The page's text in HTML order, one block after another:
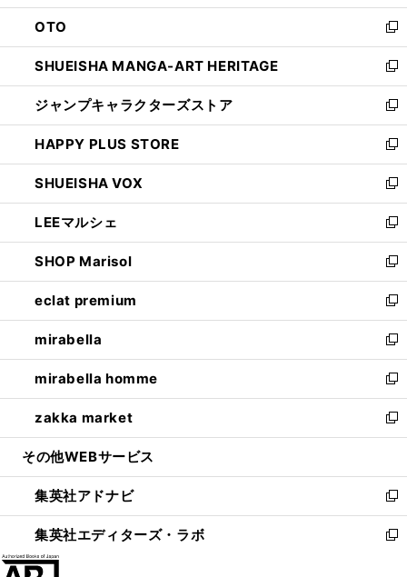
ウ
で
開
く
ン
ド
ウ
で
開
く
OTO
新
し
い
ウ
ィ
ン
ド
ウ
で
開
く
SHUEISHA MANGA-ART HERITAGE
新
し
い
ウ
ィ
ン
ド
ウ
で
開
く
ジャンプキャラクターズストア
新
し
い
ウ
ィ
ン
ド
ウ
で
開
く
HAPPY PLUS STORE
新
し
い
ウ
ィ
ン
ド
ウ
で
開
く
SHUEISHA VOX
新
し
い
ウ
ィ
ン
ド
ウ
で
開
く
LEEマルシェ
新
し
い
ウ
ィ
ン
ド
ウ
で
開
く
SHOP Marisol
新
し
い
ウ
ィ
ン
ド
ウ
で
開
eclat premium
新
し
い
ウ
ィ
ン
ド
ウ
開
く
mirabella
新
し
い
ウ
ィ
ン
ウ
で
開
く
mirabella homme
新
し
い
ウ
ン
ド
ウ
で
zakka market
新
し
ウ
ィ
ン
ド
その他WEBサービス
集英社アドナビ
新
し
い
集英社エディターズ・ラボ
新